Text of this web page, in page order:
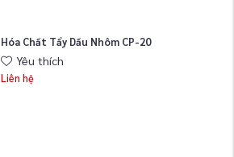
Hóa Chất Tẩy Dầu Nhôm CP-20
Yêu thích
Liên hệ